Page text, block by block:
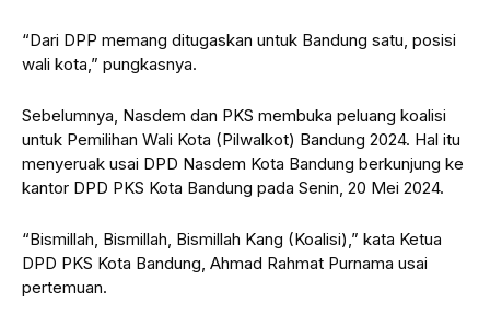
“Dari DPP memang ditugaskan untuk Bandung satu, posisi
wali kota,” pungkasnya.
Sebelumnya, Nasdem dan PKS membuka peluang koalisi
untuk Pemilihan Wali Kota (Pilwalkot) Bandung 2024. Hal itu
menyeruak usai DPD Nasdem Kota Bandung berkunjung ke
kantor DPD PKS Kota Bandung pada Senin, 20 Mei 2024.
“Bismillah, Bismillah, Bismillah Kang (Koalisi),” kata Ketua
DPD PKS Kota Bandung, Ahmad Rahmat Purnama usai
pertemuan.